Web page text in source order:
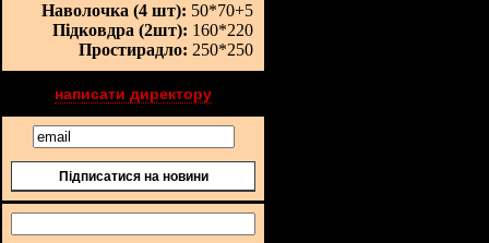
Наволочка (4 шт): 50*70+5
Підковдра (2шт): 160*220
Простирадло: 250*250
написати директору
Підписатися на новини